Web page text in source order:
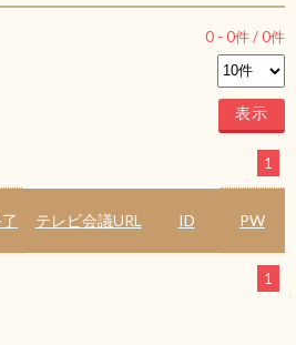
0 - 0件 /0件
1
テレビ会議URL ID PW
1